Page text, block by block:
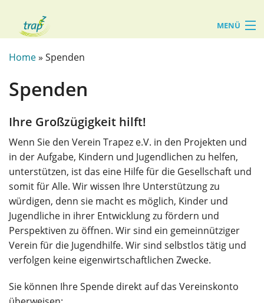
MENÜ
Start
Über uns
Home» Spenden
Spenden
Ihre Großzügigkeit hilft!
Wenn Sie den Verein Trapez e.V. in den Projekten und
in der Aufgabe, Kindern und Jugendlichen zu helfen,
unterstützen, ist das eine Hilfe für die Gesellschaft und
somit für Alle. Wir wissen Ihre Unterstützung zu
würdigen, denn sie macht es möglich, Kinder und
Jugendliche in ihrer Entwicklung zu fördern und
Perspektiven zu öffnen. Wir sind ein gemeinnütziger
Verein für die Jugendhilfe. Wir sind selbstlos tätig und
verfolgen keine eigenwirtschaftlichen Zwecke.
Sie können Ihre Spende direkt auf das Vereinskonto